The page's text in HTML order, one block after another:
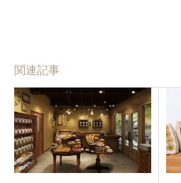
関連記事